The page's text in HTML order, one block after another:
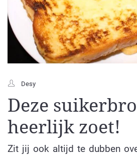
Desy
Deze
heerlijk zoet!
Zit jij ook altijd te dubben